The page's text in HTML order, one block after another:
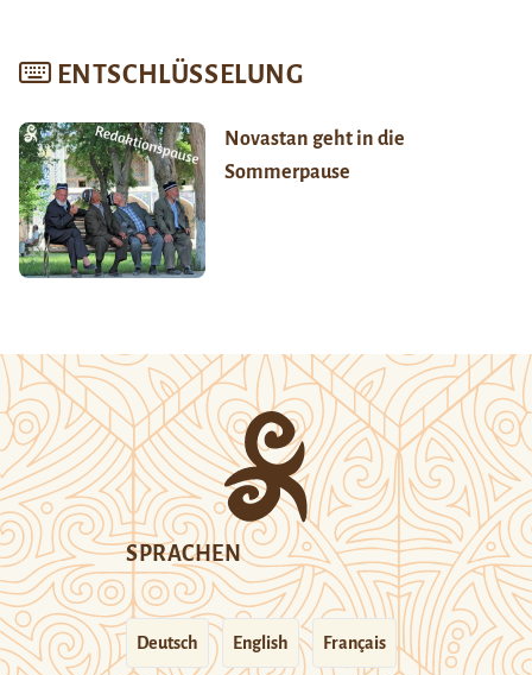
ENTSCHLÜSSELUNG
Novastan geht in die
Sommerpause
SPRACHEN
Deutsch English Français